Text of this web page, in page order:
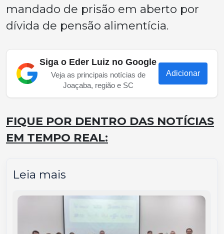
mandado de prisão em aberto por
dívida de pensão alimentícia.
Siga o Eder Luiz no Google
Veja as principais notícias de
Joaçaba, região e SC
Adicionar
FIQUE POR DENTRO DAS NOTÍCIAS
EM TEMPO REAL:
Leia mais